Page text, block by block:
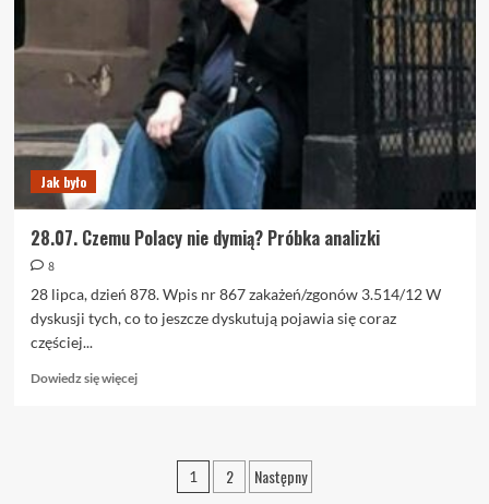
kampanii
Jak było
28.07. Czemu Polacy nie dymią? Próbka analizki
8
28 lipca, dzień 878. Wpis nr 867 zakażeń/zgonów 3.514/12 W
dyskusji tych, co to jeszcze dyskutują pojawia się coraz
częściej...
Dowiedz się więcejDowiedz
Stronicowanie
1 2 Następny